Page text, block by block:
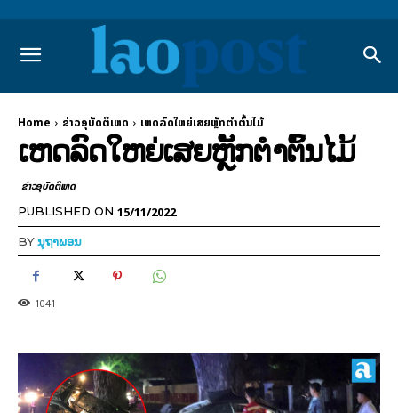
Home ຂ່າວອຸບັດຕິເຫດ ເຫດລົດໃຫຍ່ເສຍຫຼັກຕຳຕົ້ນໄມ້
ເຫດລົດໃຫຍ່ເສຍຫຼັກຕຳຕົ້ນໄມ້
ຂ່າວອຸບັດຕິເຫດ
PUBLISHED ON 15/11/2022
BYນຸຖາພອນ
1041